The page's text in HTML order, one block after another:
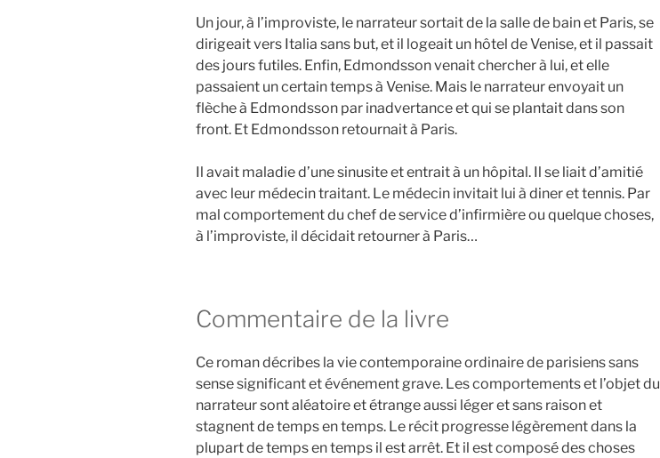
Un jour, à l’improviste, le narrateur sortait de la salle de bain et Paris, se
dirigeait vers Italia sans but, et il logeait un hôtel de Venise, et il passait
des jours futiles. Enfin, Edmondsson venait chercher à lui, et elle
passaient un certain temps à Venise. Mais le narrateur envoyait un
flèche à Edmondsson par inadvertance et qui se plantait dans son
front. Et Edmondsson retournait à Paris.
Il avait maladie d’une sinusite et entrait à un hôpital. Il se liait d’amitié
avec leur médecin traitant. Le médecin invitait lui à diner et tennis. Par
mal comportement du chef de service d’infirmière ou quelque choses,
à l’improviste, il décidait retourner à Paris…
Commentaire de la livre
Ce roman décribes la vie contemporaine ordinaire de parisiens sans
sense significant et événement grave. Les comportements et l’objet du
narrateur sont aléatoire et étrange aussi léger et sans raison et
stagnent de temps en temps. Le récit progresse légèrement dans la
plupart de temps en temps il est arrêt. Et il est composé des choses